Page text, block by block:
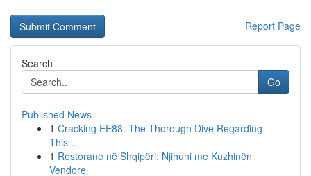
Report Page
Search
Go
Published News
1 Cracking EE88: The Thorough Dive Regarding
This...
1 Restorane në Shqipëri: Njihuni me Kuzhinën
Vendore